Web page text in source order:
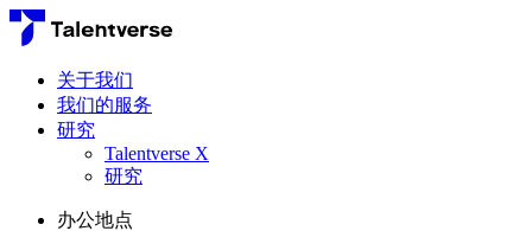
关于我们
我们的服务
研究
Talentverse X
研究
办公地点